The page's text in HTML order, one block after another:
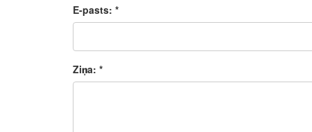
E-pasts: *
Ziņa: *